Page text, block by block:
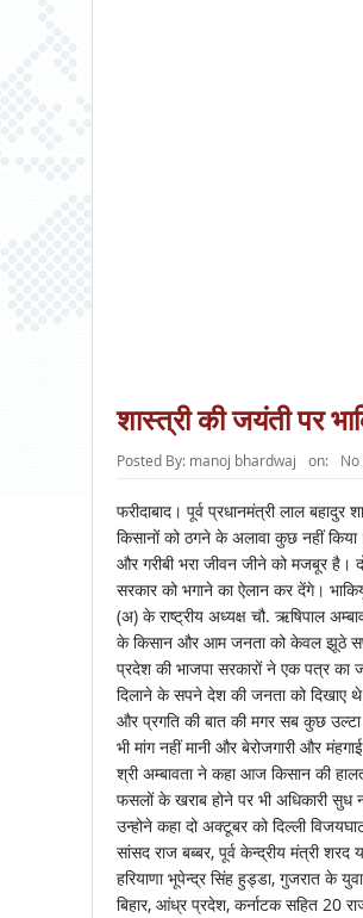
शास्त्री की जयंती पर
Posted By: manoj bhardwaj on:
फरीदाबाद। पूर्व प्रधानमंत्री लाल
किसानों को ठगने के अलावा कुछ नहीं
और गरीबी भरा जीवन जीने को मजबूर है।
सरकार को भगाने का ऐलान कर देंगे।
(अ) के राष्ट्रीय अध्यक्ष चौ. ऋषिपाल
के किसान और आम जनता को केवल झूठे
प्रदेश की भाजपा सरकारों ने एक पत्र का
दिलाने के सपने देश की जनता को दिखाए
और प्रगति की बात की मगर सब कुछ
भी मांग नहीं मानी और बेरोजगारी और
श्री अम्बावता ने कहा आज किसान की
फसलों के खराब होने पर भी अधिकारी सुध
उन्होने कहा दो अक्टूबर को दिल्ली
सांसद राज बब्बर, पूर्व केन्द्रीय मंत्री शरद
हरियाणा भूपेन्द्र सिंह हुड्डा, गुजरात के
बिहार, आंध्र प्रदेश, कर्नाटक सहित 20